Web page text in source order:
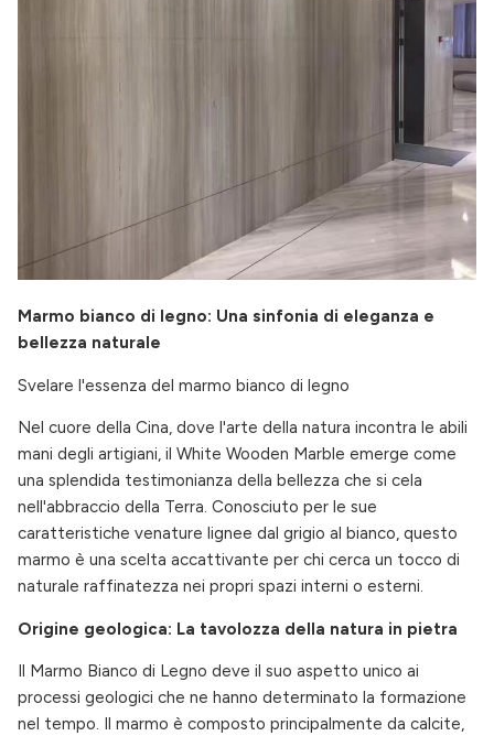
Marmo bianco di legno: Una sinfonia di eleganza e
bellezza naturale
Svelare l'essenza del marmo bianco di legno
Nel cuore della Cina, dove l'arte della natura incontra le abili
mani degli artigiani, il White Wooden Marble emerge come
una splendida testimonianza della bellezza che si cela
nell'abbraccio della Terra. Conosciuto per le sue
caratteristiche venature lignee dal grigio al bianco, questo
marmo è una scelta accattivante per chi cerca un tocco di
naturale raffinatezza nei propri spazi interni o esterni.
Origine geologica: La tavolozza della natura in pietra
Il Marmo Bianco di Legno deve il suo aspetto unico ai
processi geologici che ne hanno determinato la formazione
nel tempo. Il marmo è composto principalmente da calcite,